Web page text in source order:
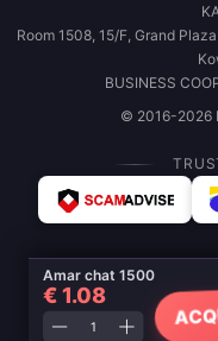
Amar chat 1500
€ 1.08
Room 1508, 15/F, Grand
BUSINESS
© 2016-2026